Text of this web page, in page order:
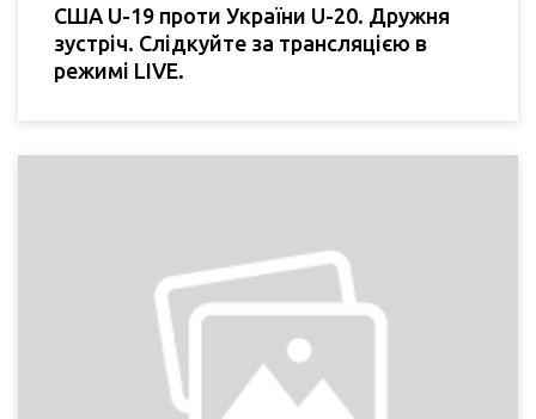
США U-19 проти України U-20. Дружня
зустріч. Слідкуйте за трансляцією в
режимі LIVE.